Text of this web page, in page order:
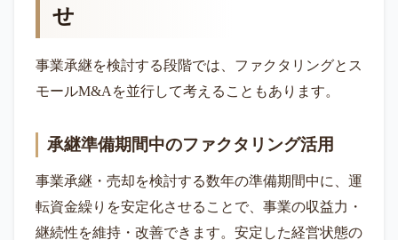
せ
事業承継を検討する段階では、ファクタリングとス
モールM&Aを並行して考えることもあります。
承継準備期間中のファクタリング活用
事業承継・売却を検討する数年の準備期間中に、運
転資金繰りを安定化させることで、事業の収益力・
継続性を維持・改善できます。安定した経営状態の